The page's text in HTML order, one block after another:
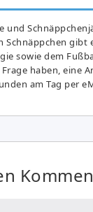
und
Schnäppchen gibt
sowie dem
haben, eine
am Tag per